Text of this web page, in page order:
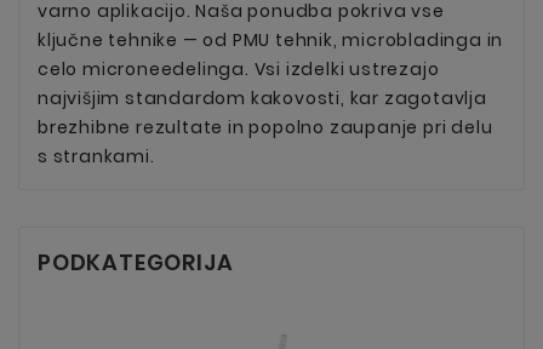
varno aplikacijo. Naša ponudba pokriva vse
ključne tehnike — od PMU tehnik, microbladinga in
celo microneedelinga. Vsi izdelki ustrezajo
najvišjim standardom kakovosti, kar zagotavlja
brezhibne rezultate in popolno zaupanje pri delu
s strankami.
PODKATEGORIJA